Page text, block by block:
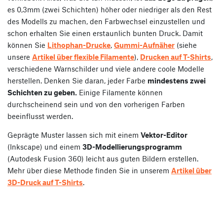
es 0,3mm (zwei Schichten) höher oder niedriger als den Rest
des Modells zu machen, den Farbwechsel einzustellen und
schon erhalten Sie einen erstaunlich bunten Druck. Damit
können Sie Lithophan-Drucke, Gummi-Aufnäher (siehe
unsere Artikel über flexible Filamente), Drucken auf T-Shirts,
verschiedene Warnschilder und viele andere coole Modelle
herstellen. Denken Sie daran, jeder Farbe mindestens zwei
Schichten zu geben. Einige Filamente können
durchscheinend sein und von den vorherigen Farben
beeinflusst werden.
Geprägte Muster lassen sich mit einem Vektor-Editor
(Inkscape) und einem 3D-Modellierungsprogramm
(Autodesk Fusion 360) leicht aus guten Bildern erstellen.
Mehr über diese Methode finden Sie in unserem Artikel über
3D-Druck auf T-Shirts.